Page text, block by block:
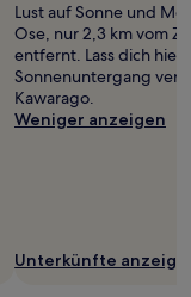
Lust auf Sonne und
Ose, nur 2,3 km vom
entfernt. Lass dich hier
Sonnenuntergang
Kawarago.
Weniger anzeigen
Unterkünfte